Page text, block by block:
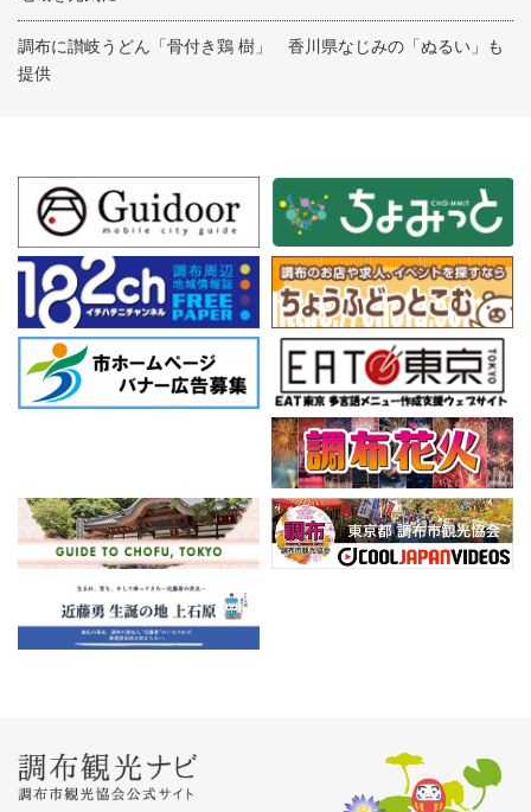
調布に讃岐うどん「骨付き鶏 樹」 香川県なじみの「ぬるい」も
提供